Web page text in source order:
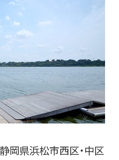
静岡県浜松市西区・中区